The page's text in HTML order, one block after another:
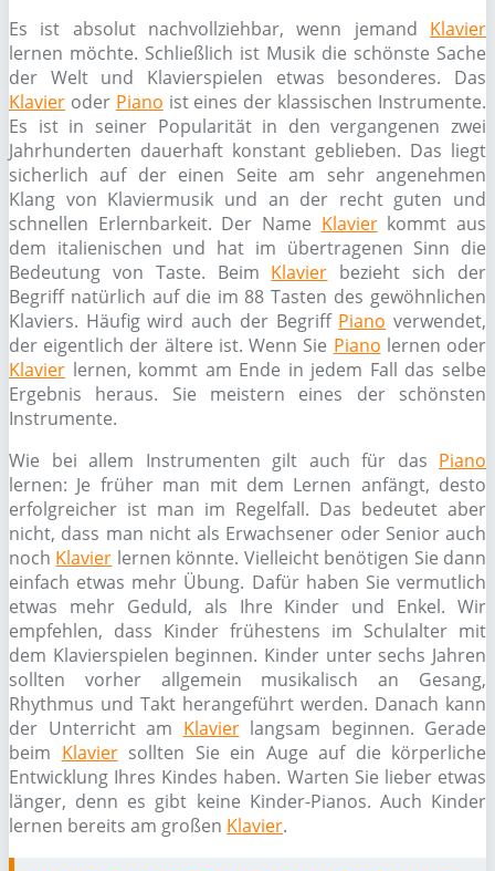
Es ist absolut nachvollziehbar, wenn jemand Klavier
lernen möchte. Schließlich ist Musik die schönste Sache
der Welt und Klavierspielen etwas besonderes. Das
Klavier oder Piano ist eines der klassischen Instrumente.
Es ist in seiner Popularität in den vergangenen zwei
Jahrhunderten dauerhaft konstant geblieben. Das liegt
sicherlich auf der einen Seite am sehr angenehmen
Klang von Klaviermusik und an der recht guten und
schnellen Erlernbarkeit. Der Name Klavierkommt aus
dem italienischen und hat im übertragenen Sinn die
Bedeutung von Taste. Beim Klavier bezieht sich der
Begriff natürlich auf die im 88 Tasten des gewöhnlichen
Klaviers. Häufig wird auch der Begriff Piano verwendet,
der eigentlich der ältere ist. Wenn Sie Piano lernen oder
Klavier lernen, kommt am Ende in jedem Fall das selbe
Ergebnis heraus. Sie meistern eines der schönsten
Instrumente.
Wie bei allem Instrumenten gilt auch für das Piano
lernen: Je früher man mit dem Lernen anfängt, desto
erfolgreicher ist man im Regelfall. Das bedeutet aber
nicht, dass man nicht als Erwachsener oder Senior auch
noch Klavier lernen könnte. Vielleicht benötigen Sie dann
einfach etwas mehr Übung. Dafür haben Sie vermutlich
etwas mehr Geduld, als Ihre Kinder und Enkel. Wir
empfehlen, dass Kinder frühestens im Schulalter mit
dem Klavierspielen beginnen. Kinder unter sechs Jahren
sollten vorher allgemein musikalisch an Gesang,
Rhythmus und Takt herangeführt werden. Danach kann
der Unterricht am Klavierlangsam beginnen. Gerade
beim Klaviersollten Sie ein Auge auf die körperliche
Entwicklung Ihres Kindes haben. Warten Sie lieber etwas
länger, denn es gibt keine Kinder-Pianos. Auch Kinder
lernen bereits am großen Klavier.